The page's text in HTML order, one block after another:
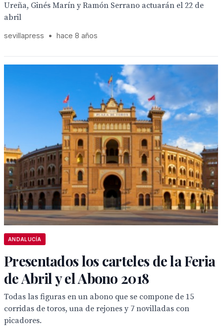
Ureña, Ginés Marín y Ramón Serrano actuarán el 22 de
abril
sevillapress • hace 8 años
ANDALUCÍA
Presentados los carteles de la Feria
de Abril y el Abono 2018
Todas las figuras en un abono que se compone de 15
corridas de toros, una de rejones y 7 novilladas con
picadores.